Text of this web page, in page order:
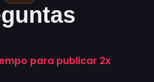
para publicar 2x